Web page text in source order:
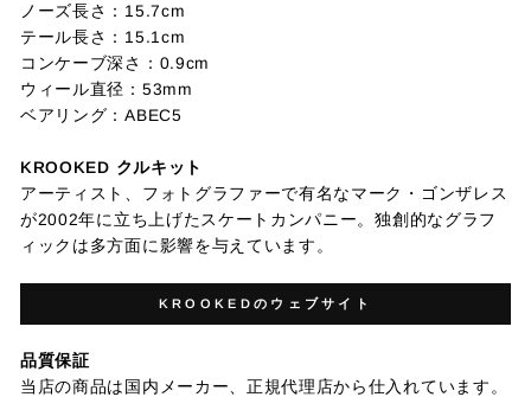
ノーズ長さ：15.7cm
テール長さ：15.1cm
コンケーブ深さ：0.9cm
ウィール直径：53mm
ベアリング：ABEC5
KROOKED クルキット
アーティスト、フォトグラファーで有名なマーク・ゴンザレス
が2002年に立ち上げたスケートカンパニー。独創的なグラフ
ィックは多方面に影響を与えています。
KROOKEDのウェブサイト
品質保証
当店の商品は国内メーカー、正規代理店から仕入れています。